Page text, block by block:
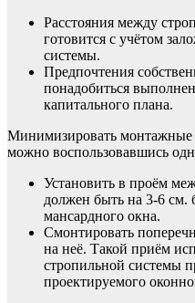
Расстояния между
готовится с учётом
системы.
Предпочтения
понадобиться
капитального плана.
Минимизировать монтажные
можно воспользовавшись
Установить в проём
должен быть на 3-6
мансардного окна.
Смонтировать
на неё. Такой приём
стропильной системы
проектируемого